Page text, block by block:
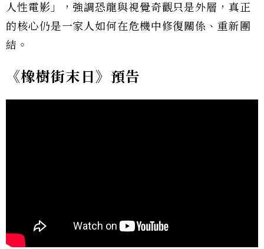
人性電影」，強調恐龍與視覺奇觀只是外層，真正
的核心仍是一家人如何在危機中修復關係、重新團
結。
《橡樹街末日》預告